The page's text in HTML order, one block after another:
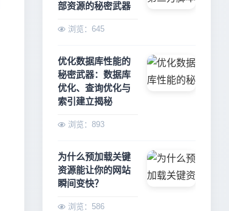
部资源的秘密武器
浏览：645
优化数据库性能的
秘密武器：数据库
优化、查询优化与
索引建立揭秘
浏览：893
为什么预加载关键
资源能让你的网站
瞬间变快？
浏览：586